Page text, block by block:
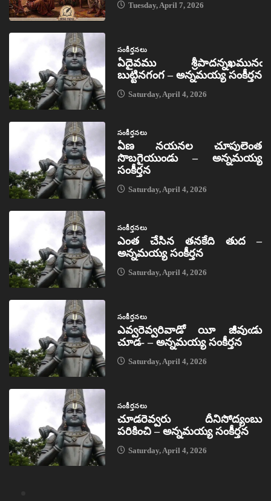
Tuesday, April 7, 2026
సంకీర్తనలు
ఏదైవము శ్రీపాదన్నఖమునఁ
బుట్టినగంగ – అన్నమయ్య సంకీర్తన
Saturday, April 4, 2026
సంకీర్తనలు
ఏణ నయనల చూపులెంత
సొబగైయుండు – అన్నమయ్య
సంకీర్తన
Saturday, April 4, 2026
సంకీర్తనలు
ఎంత చేసిన తనకేది తుద –
అన్నమయ్య సంకీర్తన
Saturday, April 4, 2026
సంకీర్తనలు
ఎవ్వరెవ్వరివాడో యీ జీవుఁడు
చూడ- – అన్నమయ్య సంకీర్తన
Saturday, April 4, 2026
సంకీర్తనలు
చూడరెవ్వరు దీనిసోద్యంబు
పరికించి – అన్నమయ్య సంకీర్తన
Saturday, April 4, 2026